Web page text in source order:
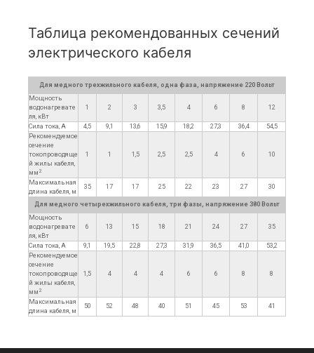
Таблица рекомендованных сечений
электрического кабеля
Для медного трехжильного кабеля, одна фаза, напряжение 220 Вольт
Мощность
водонагревате
ля, кВт
1 2 3 3,5 4 6 8 12
Сила тока, А 4,5 9,1 13,6 15,9 18,2 27,3 36,4
54,5
Рекомендуемое
сечение
токопроводяще
й жилы кабеля,
мм 2
1 1 1,5 2,5 2,5 4 6 10
Максимальная
длина кабеля, м
35 17 17 25 22 23 27 30
Для медного четырехжильного кабеля, три фазы, напряжение 380 Вольт
Мощность
водонагревате
ля, кВт
6 13 15 18 21 24 27 35
Сила тока, А 9,1 19,5 22,8 27,3 31,9 36,5 41,0
53,2
Рекомендуемое
сечение
токопроводяще
й жилы кабеля,
мм 2
1,5 4 4 4 6 6 8 8
Максимальная
длина кабеля, м
50 52 48 40 51 45 53 41